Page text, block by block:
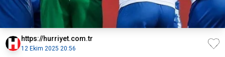
https://hurriyet.com.tr
12 Ekim 2025 20:56